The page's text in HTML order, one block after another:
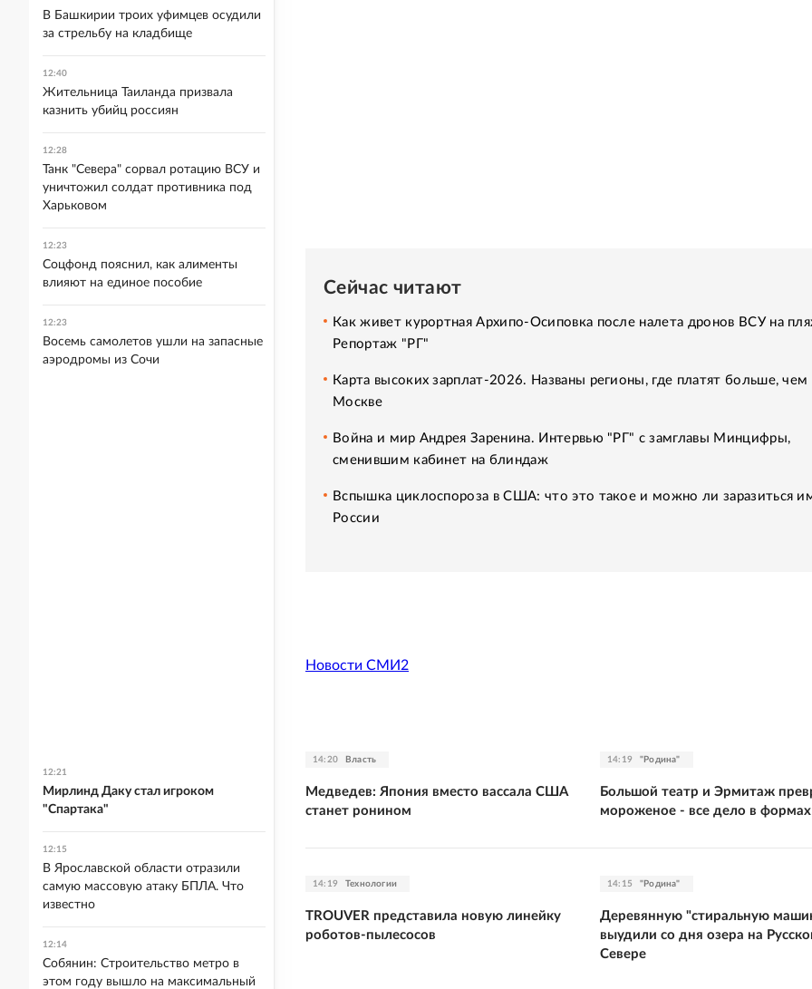
Сейчас читают
Как живет курортная Архипо-Осиповка после налета дронов ВСУ на
Репортаж "РГ"
Карта высоких зарплат-2026. Названы регионы, где платят больше, чем
Москве
Война и мир Андрея Заренина. Интервью "РГ" с замглавы Минцифры,
сменившим кабинет на блиндаж
Вспышка циклоспороза в США: что это такое и можно ли заразиться
России
Новости СМИ2
14:20 Власть
Медведев: Япония вместо вассала США
станет ронином
14:19 "Родина"
Большой театр и Эрмитаж
мороженое - все дело в формах
14:19 Технологии
TROUVER представила новую линейку
роботов-пылесосов
14:15 "Родина"
Деревянную "стиральную
выудили со дня озера на
Севере
В Башкирии троих уфимцев осудили
за стрельбу на кладбище
12:40
Жительница Таиланда призвала
казнить убийц россиян
12:28
Танк "Севера" сорвал ротацию ВСУ и
уничтожил солдат противника под
Харьковом
12:23
Соцфонд пояснил, как алименты
влияют на единое пособие
12:23
Восемь самолетов ушли на запасные
аэродромы из Сочи
12:21
Мирлинд Даку стал игроком
"Спартака"
12:15
В Ярославской области отразили
самую массовую атаку БПЛА. Что
известно
12:14
Собянин: Строительство метро в
этом году вышло на максимальный